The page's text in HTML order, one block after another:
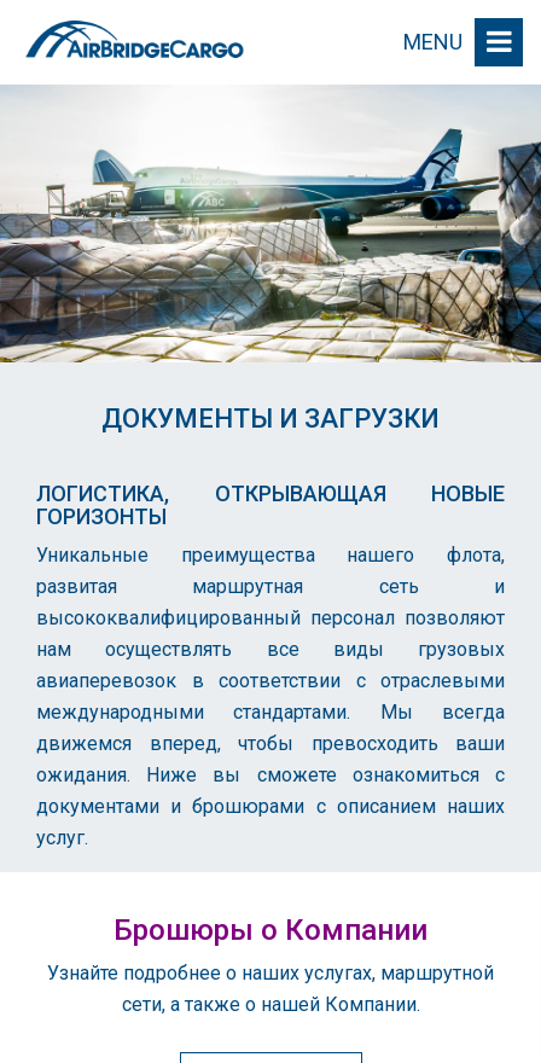
MENU
ДОКУМЕНТЫ И ЗАГРУЗКИ
ЛОГИСТИКА, ОТКРЫВАЮЩАЯ НОВЫЕ
ГОРИЗОНТЫ
Уникальные преимущества нашего флота,
развитая маршрутная сеть и
высококвалифицированный персонал позволяют
нам осуществлять все виды грузовых
авиаперевозок в соответствии с отраслевыми
международными стандартами. Мы всегда
движемся вперед, чтобы превосходить ваши
ожидания. Ниже вы сможете ознакомиться с
документами и брошюрами с описанием наших
услуг.
Брошюры о Компании
Узнайте подробнее о наших услугах, маршрутной
сети, а также о нашей Компании.